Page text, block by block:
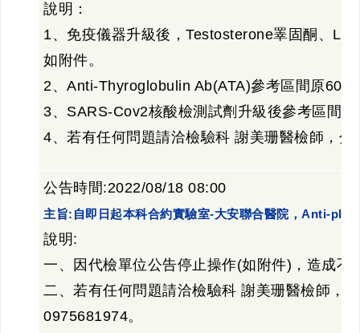
說明：
1、免疫儀器升級後，Testosterone睪固酮、
如附件。
2、Anti-Thyroglobulin Ab(ATA)參考區間原
3、SARS-Cov2核酸檢測試劑升級後參考區間
4、若有任何問題請洽檢驗科 謝美珊醫檢師，
公告時間:2022/08/18 08:00
主旨:自即日起本科合約實驗室-大安聯合醫院，Anti-
說明:
一、因代檢單位公告停止操作(如附件)，造成不
二、若有任何問題請洽檢驗科 謝美珊醫檢師，
0975681974。